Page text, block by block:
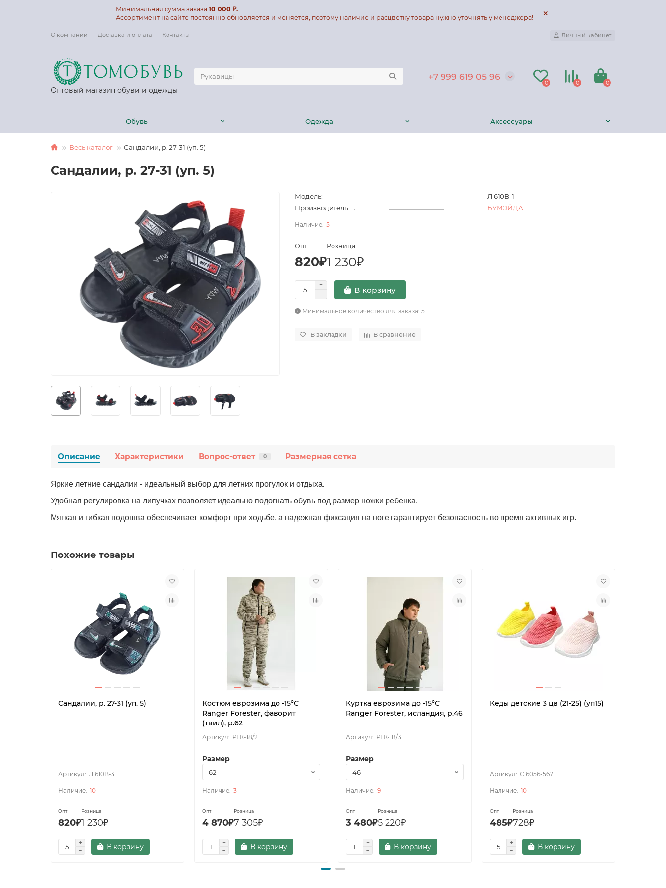
Минимальная сумма заказа 10 000 ₽.
Ассортимент на сайте постоянно обновляется и меняется, поэтому наличие и расцветку товара нужно уточнять у менеджера!
О компании Доставка и оплата Контакты Личный кабинет
Оптовый магазин обуви и одежды
+7 999 619 05 96
0 0 0
Обувь Одежда Аксессуары
Весь каталог Сандалии, р. 27-31 (уп. 5)
Сандалии, р. 27-31 (уп. 5)
Модель:
Л 610B-1
Производитель:
БУМЭЙДА
5
Опт
820₽
Розница
1 230₽
В корзину
Минимальное количество для заказа: 5
В закладки В сравнение
Описание Характеристики Вопрос-ответ 0 Размерная сетка
Яркие летние сандалии - идеальный выбор для летних прогулок и отдыха.
Удобная регулировка на липучках позволяет идеально подогнать обувь под размер ножки ребенка.
Мягкая и гибкая подошва обеспечивает комфорт при ходьбе, а надежная фиксация на ноге гарантирует безопасность во время активных игр.
Похожие товары
Сандалии, р. 27-31 (уп. 5)
Л 610B-3
10
Опт
820₽
Розница
1 230₽
В корзину
Костюм еврозима до -15°С
Ranger Forester, фаворит
(твил), р.62
РГК-18/2
Размер
3
Опт
4 870₽
Розница
7 305₽
В корзину
Куртка еврозима до -15°С
Ranger Forester, исландия, р.46
РГК-18/3
Размер
9
Опт
3 480₽
Розница
5 220₽
В корзину
Кеды детские 3 цв (21-25) (уп15)
С 6056-567
10
Опт
485₽
Розница
728₽
В корзину